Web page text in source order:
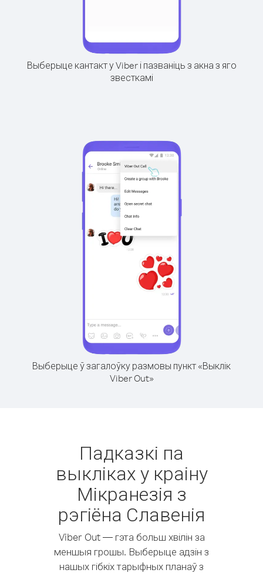
Выберыце кантакт у Viber і пазваніць з акна з яго
звесткамі
Выберыце ў загалоўку размовы пункт «Выклік
Viber Out»
Падказкі па
выкліках у краіну
Мікранезія з
рэгіёна Славенія
Viber Out — гэта больш хвілін за
меншыя грошы. Выберыце адзін з
нашых гібкіх тарыфных планаў з